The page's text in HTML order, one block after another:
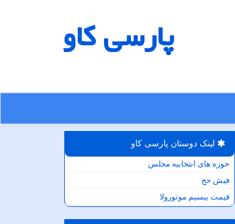
پارسی كاو
لینک دوستان پارسی كاو
حوزه های انتخابیه مجلس
فیش حج
قیمت بیسیم موتورولا